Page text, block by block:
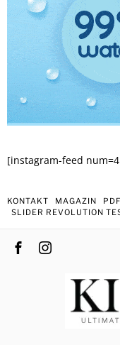
[instagram-feed
KONTAKT MAGAZIN
SLIDER REVOLUTION